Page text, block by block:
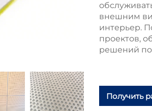
внешним
интерьер.
проектов,
решений по
Получить